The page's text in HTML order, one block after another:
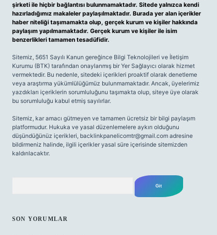
şirketi ile hiçbir bağlantısı bulunmamaktadır. Sitede yalnızca kendi
hazırladığımız makaleler paylaşılmaktadır. Burada yer alan içerikler
haber niteliği taşımamakta olup, gerçek kurum ve kişiler hakkında
paylaşım yapılmamaktadır. Gerçek kurum ve kişiler ile isim
benzerlikleri tamamen tesadüfidir.
Sitemiz, 5651 Sayılı Kanun gereğince Bilgi Teknolojileri ve İletişim
Kurumu (BTK) tarafından onaylanmış bir Yer Sağlayıcı olarak hizmet
vermektedir. Bu nedenle, sitedeki içerikleri proaktif olarak denetleme
veya araştırma yükümlülüğümüz bulunmamaktadır. Ancak, üyelerimiz
yazdıkları içeriklerin sorumluluğunu taşımakta olup, siteye üye olarak
bu sorumluluğu kabul etmiş sayılırlar.
Sitemiz, kar amacı gütmeyen ve tamamen ücretsiz bir bilgi paylaşım
platformudur. Hukuka ve yasal düzenlemelere aykırı olduğunu
düşündüğünüz içerikleri, backlinkpanelicomtr@gmail.com adresine
bildirmeniz halinde, ilgili içerikler yasal süre içerisinde sitemizden
kaldırılacaktır.
SON YORUMLAR